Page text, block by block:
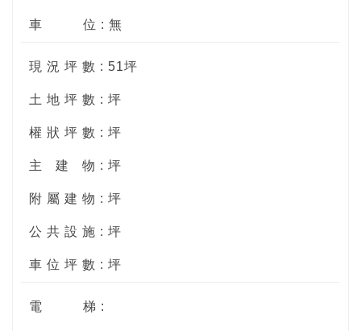
車 位 : 無
現 況 坪 數 : 51坪
土 地 坪 數 : 坪
權 狀 坪 數 : 坪
主 建 物 : 坪
附 屬 建 物 : 坪
公 共 設 施 : 坪
車 位 坪 數 : 坪
電 梯 :